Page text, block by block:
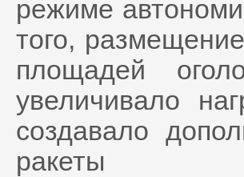
режиме
того,
площадей
увеличивало
создавало
ракеты